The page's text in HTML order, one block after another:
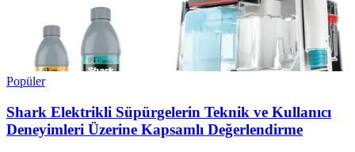
Popüler
Shark Elektrikli Süpürgelerin Teknik ve Kullanıcı
Deneyimleri Üzerine Kapsamlı Değerlendirme